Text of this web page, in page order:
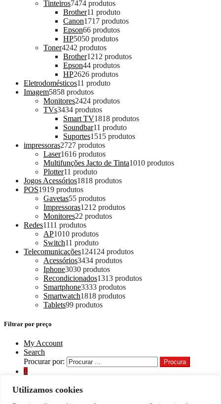
Utilizamos cookies
Tinteiros7474 produtos
Brother11 produto
Canon1717 produtos
Epson66 produtos
HP5050 produtos
Toner4242 produtos
Brother1212 produtos
Epson44 produtos
HP2626 produtos
Eletrodomésticos11 produto
Imagem5858 produtos
Monitores2424 produtos
TVs3434 produtos
Smart TV1818 produtos
Soundbar11 produto
Suportes1515 produtos
impressoras2727 produtos
Laser1616 produtos
Multifunções Jacto de Tinta1010 produtos
Plotter11 produto
Jogos Acessórios1818 produtos
POS1919 produtos
Gavetas55 produtos
Impressoras1212 produtos
Monitores22 produtos
Redes1111 produtos
AP1010 produtos
Switch11 produto
Telecomunicações124124 produtos
Acessórios3434 produtos
Iphone3030 produtos
Recondicionados1313 produtos
Smartphone3333 produtos
Smartwatch1818 produtos
Tablets99 produtos
Filtrar por preço
My Account
Search
Procurar por:
Procura
0